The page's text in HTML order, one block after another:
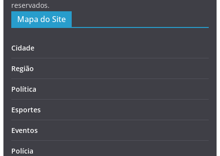
reservados.
Mapa do Site
Cidade
Região
Política
Esportes
Eventos
Polícia